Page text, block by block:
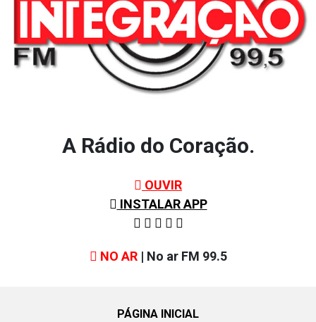
A Rádio do Coração.
OUVIR
INSTALAR APP
NO AR| No ar FM 99.5
PÁGINA INICIAL